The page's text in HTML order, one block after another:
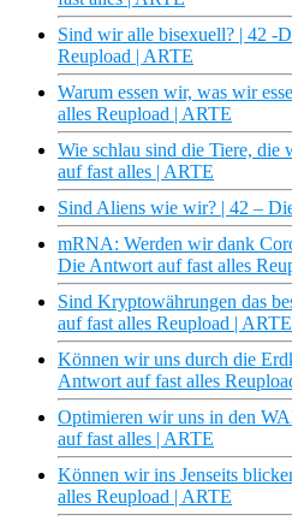
Sind wir alle bisexuell? | 42 -
Reupload | ARTE
Warum essen wir, was wir
alles Reupload | ARTE
Wie schlau sind die Tiere, die
auf fast alles | ARTE
Sind Aliens wie wir? | 42 –
mRNA: Werden wir dank
Die Antwort auf fast alles
Sind Kryptowährungen das
auf fast alles Reupload | ARTE
Können wir uns durch die
Antwort auf fast alles
Optimieren wir uns in den
auf fast alles | ARTE
Können wir ins Jenseits
alles Reupload | ARTE